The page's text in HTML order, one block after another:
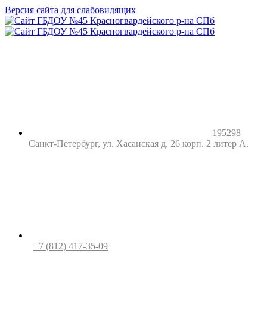
Версия сайта для слабовидящих
195298
Санкт-Петербург, ул. Хасанская д. 26 корп. 2 литер А.
+7 (812) 417-35-09